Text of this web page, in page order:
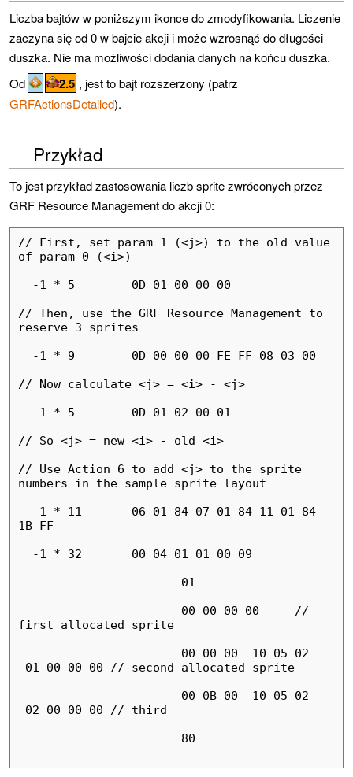
Liczba bajtów w poniższym ikonce do zmodyfikowania. Liczenie
zaczyna się od 0 w bajcie akcji i może wzrosnąć do długości
duszka. Nie ma możliwości dodania danych na końcu duszka.
Od
2.5 , jest to bajt rozszerzony (patrz
GRFActionsDetailed).
Przykład
To jest przykład zastosowania liczb sprite zwróconych przez
GRF Resource Management do akcji 0:
// First, set param 1 (<j>) to the old value
of param 0 (<i>)
-1 * 5        0D 01 00 00 00
// Then, use the GRF Resource Management to
reserve 3 sprites
-1 * 9        0D 00 00 00 FE FF 08 03 00
// Now calculate <j> = <i> - <j>
-1 * 5        0D 01 02 00 01
// So <j> = new <i> - old <i>
// Use Action 6 to add <j> to the sprite
numbers in the sample sprite layout
-1 * 11       06 01 84 07 01 84 11 01 84
1B FF
-1 * 32       00 04 01 01 00 09
01
00 00 00 00     //
first allocated sprite
00 00 00  10 05 02
01 00 00 00 // second allocated sprite
00 0B 00  10 05 02
02 00 00 00 // third
80